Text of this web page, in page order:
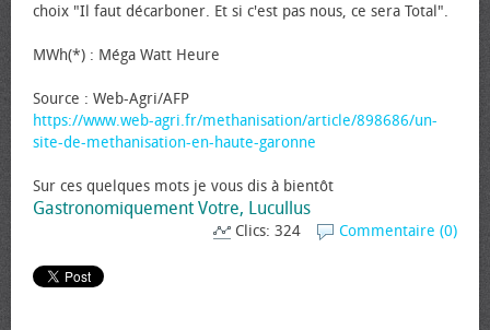
choix "Il faut décarboner. Et si c'est pas nous, ce sera Total".
MWh(*) : Méga Watt Heure
Source : Web-Agri/AFP
https://www.web-agri.fr/methanisation/article/898686/un-
site-de-methanisation-en-haute-garonne
Sur ces quelques mots je vous dis à bientôt
Gastronomiquement Votre, Lucullus
Commentaire (0)
Clics: 324